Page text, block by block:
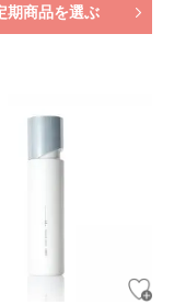
期商品を選ぶ